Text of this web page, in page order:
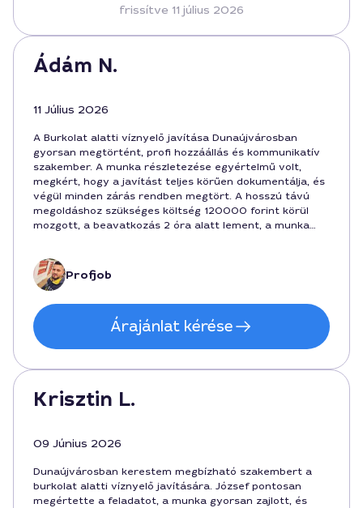
frissítve 11 július 2026
Ádám N.
11 Július 2026
A Burkolat alatti víznyelő javítása Dunaújvárosban
gyorsan megtörtént, profi hozzáállás és kommunikatív
szakember. A munka részletezése egyértelmű volt,
megkért, hogy a javítást teljes körűen dokumentálja, és
végül minden zárás rendben megtört. A hosszú távú
megoldáshoz szükséges költség 120000 forint körül
mozgott, a beavatkozás 2 óra alatt lement, a munka
Profjob
Árajánlat kérése
Krisztin L.
09 Június 2026
Dunaújvárosban kerestem megbízható szakembert a
burkolat alatti víznyelő javítására. József pontosan
megértette a feladatot, a munka gyorsan zajlott, és